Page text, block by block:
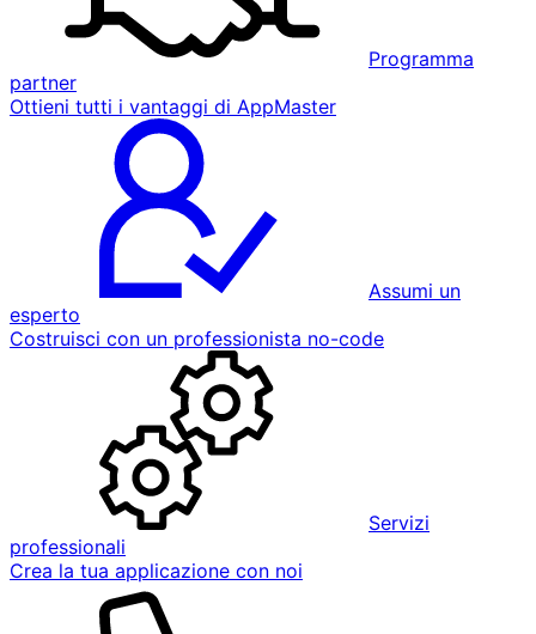
Programma
partner
Ottieni tutti i vantaggi di AppMaster
Assumi un
esperto
Costruisci con un professionista no-code
Servizi
professionali
Crea la tua applicazione con noi